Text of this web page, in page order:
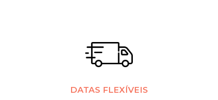
DATAS FLEXÍVEIS